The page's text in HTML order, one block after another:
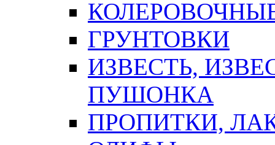
ГРУНТОВКИ
ИЗВЕСТЬ,
ПУШОНКА
ПРОПИТКИ,